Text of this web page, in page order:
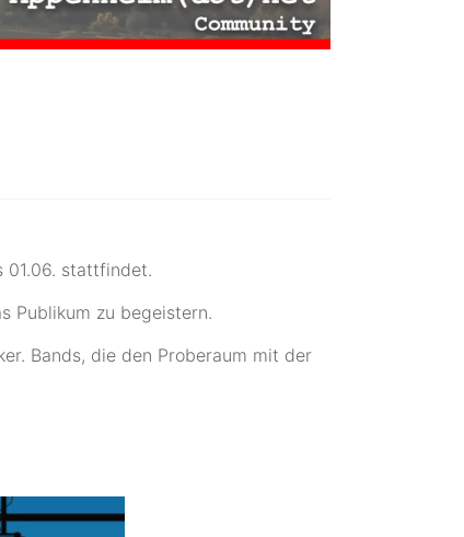
01.06. stattfindet.
Publikum zu begeistern.
Bands, die den Proberaum mit der